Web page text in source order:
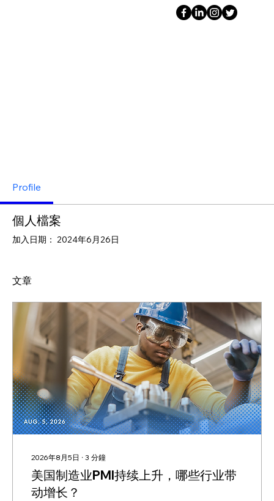
Profile
個人檔案
加入日期： 2024年6月26日
文章
2026年8月5日 ∙ 3 分鐘
美国制造业PMI持续上升，哪些行业带
动增长？